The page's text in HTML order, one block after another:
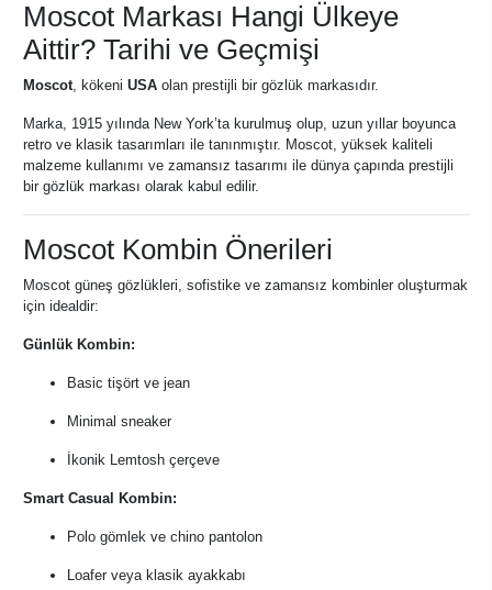
Moscot Markası Hangi Ülkeye
Aittir? Tarihi ve Geçmişi
Moscot, kökeni USA olan prestijli bir gözlük markasıdır.
Marka, 1915 yılında New York’ta kurulmuş olup, uzun yıllar boyunca
retro ve klasik tasarımları ile tanınmıştır. Moscot, yüksek kaliteli
malzeme kullanımı ve zamansız tasarımı ile dünya çapında prestijli
bir gözlük markası olarak kabul edilir.
Moscot Kombin Önerileri
Moscot güneş gözlükleri, sofistike ve zamansız kombinler oluşturmak
için idealdir:
Günlük Kombin:
Basic tişört ve jean
Minimal sneaker
İkonik Lemtosh çerçeve
Smart Casual Kombin:
Polo gömlek ve chino pantolon
Loafer veya klasik ayakkabı